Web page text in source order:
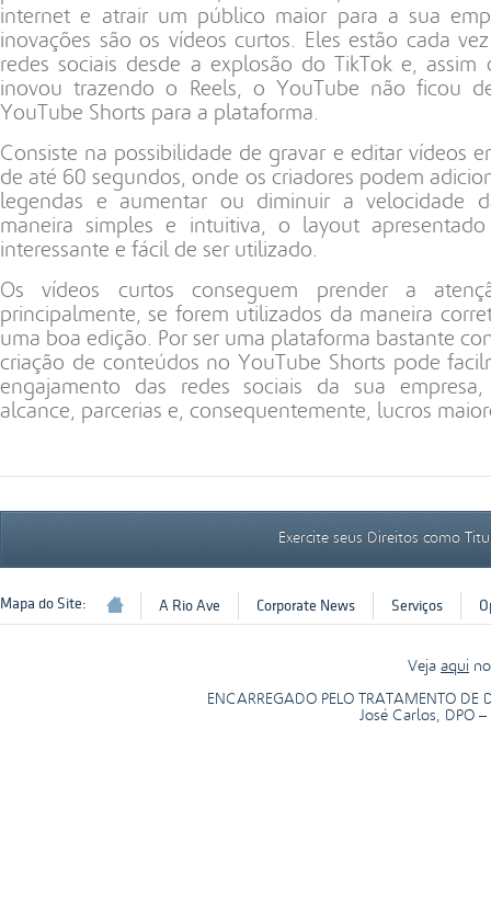
internet e atrair um público maior para a sua
inovações são os vídeos curtos. Eles estão cada
redes sociais desde a explosão do TikTok e, assim
inovou trazendo o Reels, o YouTube não ficou
YouTube Shorts para a plataforma.
Consiste na possibilidade de gravar e editar vídeos
de até 60 segundos, onde os criadores podem
legendas e aumentar ou diminuir a velocidade
maneira simples e intuitiva, o layout
interessante e fácil de ser utilizado.
Os vídeos curtos conseguem prender a
principalmente, se forem utilizados da maneira
uma boa edição. Por ser uma plataforma bastante
criação de conteúdos no YouTube Shorts pode
engajamento das redes sociais da sua
alcance, parcerias e, consequentemente, lucros
Exercite seus Direitos como
Mapa do Site: A Rio Ave Corporate News Serviços
Veja aqui
ENCARREGADO PELO TRATAMENTO
José Carlos, DPO –